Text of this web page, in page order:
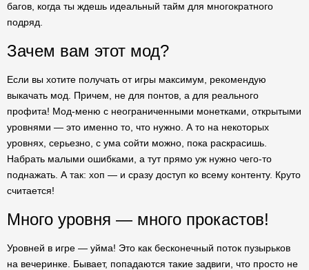
багов, когда ты ждешь идеальный тайм для многократного
подряд.
Зачем вам этот мод?
Если вы хотите получать от игры максимум, рекомендую
выкачать мод. Причем, не для понтов, а для реального
профита! Мод-меню с неограниченными монетками, открытыми
уровнями — это именно то, что нужно. А то на некоторых
уровнях, серьезно, с ума сойти можно, пока раскрасишь.
Набрать малыми ошибками, а тут прямо уж нужно чего-то
поднажать. А так: хоп — и сразу доступ ко всему контенту. Круто
считается!
Много уровня — много прокастов!
Уровней в игре — уйма! Это как бесконечный поток пузырьков
на вечеринке. Бывает, попадаются такие задвиги, что просто не